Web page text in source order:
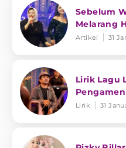
Sebelum
Melarang
Artikel 31
Lirik Lagu
Pengamen
Lirik 31